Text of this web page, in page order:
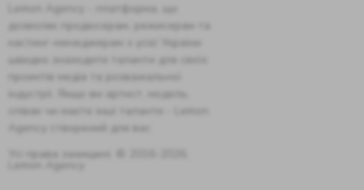
Lemon Agency - платформа, що
дозволяє продюсерам, режисерам та
кастинг-менеджерам з усієї України
швидко знаходити таланти для своїх
проектів медіа та розважальної
індустрії. Якщо ви артист, модель,
співак чи маєте інші таланти - Lemon
Agency створений для вас
Усі права захищені. © 2016-2026,